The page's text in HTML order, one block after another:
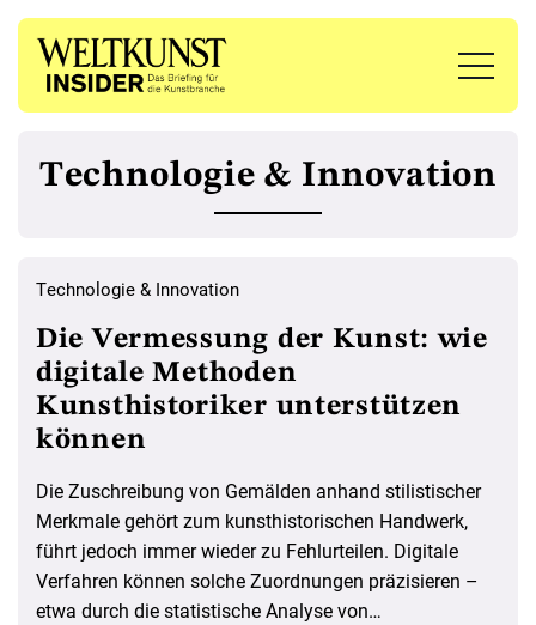
Technologie & Innovation
Technologie & Innovation
Die Vermessung der Kunst: wie
digitale Methoden
Kunsthistoriker unterstützen
können
Die Zuschreibung von Gemälden anhand stilistischer
Merkmale gehört zum kunsthistorischen Handwerk,
führt jedoch immer wieder zu Fehlurteilen. Digitale
Verfahren können solche Zuordnungen präzisieren –
etwa durch die statistische Analyse von